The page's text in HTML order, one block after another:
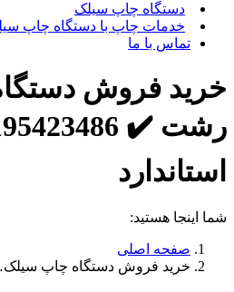
دستگاه چاپ سیلک
خدمات چاپ با دستگاه چاپ
تماس با ما
خرید فروش
استاندارد
شما اینجا هستید:
صفحه اصلی
خرید فروش دستگاه چاپ